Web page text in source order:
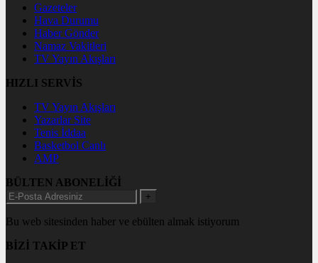
Gazeteler
Hava Durumu
Haber Gönder
Namaz Vakitleri
TV Yayın Akışları
HIZLI SERVİS
TV Yayın Akışları
Yazarlar Site
Tenis İddaa
Basketbol Canlı
AMP
BÜLTEN ABONELİĞİ
+
Bu web sitesinden haber ve ebülten almak istiyorum
BİZİ TAKİP ET